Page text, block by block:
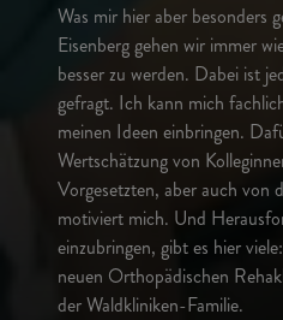
Was mir hier aber besonders
Eisenberg gehen wir immer
besser zu werden. Dabei ist
gefragt. Ich kann mich
meinen Ideen einbringen.
Wertschätzung von
Vorgesetzten, aber auch von
motiviert mich. Und
einzubringen, gibt es hier
neuen Orthopädischen
der Waldkliniken-Familie.